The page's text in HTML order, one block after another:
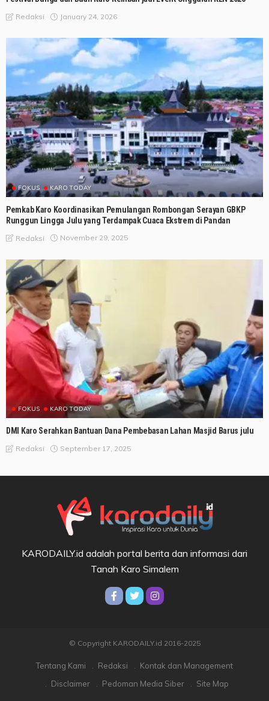
Redaksi January 24, 2026
FOKUS KARO TODAY
Pemkab Karo Koordinasikan Pemulangan Rombongan Serayan GBKP
Runggun Lingga Julu yang Terdampak Cuaca Ekstrem di Pandan
Redaksi November 29, 2025
FOKUS KARO TODAY
DMI Karo Serahkan Bantuan Dana Pembebasan Lahan Masjid Barus julu
Redaksi September 17, 2025
KARODAILY.id adalah portal berita dan informasi dari
Tanah Karo Simalem
© Copyright KARODAILY.id 2016-2025
Tentang Kami Redaksi
Kontak dan Management
Disclaimer
Pedoman Media Siber Site Map